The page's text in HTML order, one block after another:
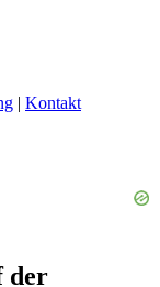
| Kontakt
der